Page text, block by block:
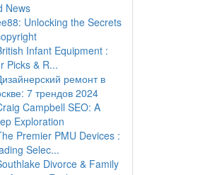
News
Unlocking the Secrets
Infant Equipment :
Picks & R...
ремонт в
7 трендов 2024
Campbell SEO: A
Exploration
Premier PMU Devices :
Selec...
Divorce & Family